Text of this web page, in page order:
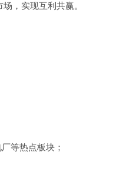
，实现互利共赢。
等热点板块；